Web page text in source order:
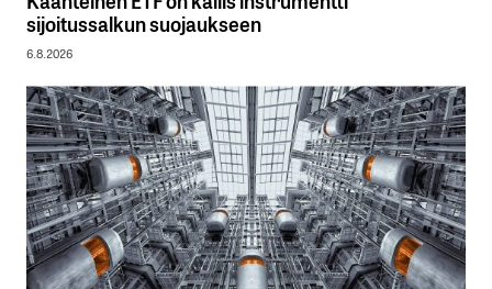
sijoitussalkun suojaukseen
6.8.2026